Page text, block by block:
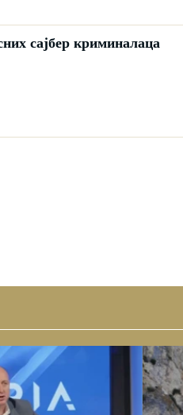
сајбер криминалаца